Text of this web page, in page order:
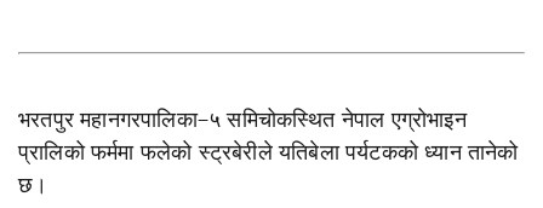
भरतपुर महानगरपालिका–५ समिचोकस्थित नेपाल एग्रोभाइन
प्रालिको फर्ममा फलेको स्ट्रबेरीले यतिबेला पर्यटकको ध्यान तानेको
छ।